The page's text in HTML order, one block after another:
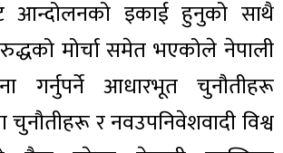
आन्दोलनको इकाई हुनुको साथै
मोर्चा समेत भएकोले नेपाली
गर्नुपर्ने आधारभूत चुनौतीहरू
चुनौतीहरू र नवउपनिवेशवादी विश्व